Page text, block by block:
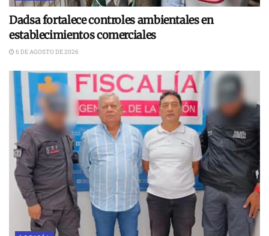
Dadsa fortalece controles ambientales en
establecimientos comerciales
6 DE AGOSTO DE 2026